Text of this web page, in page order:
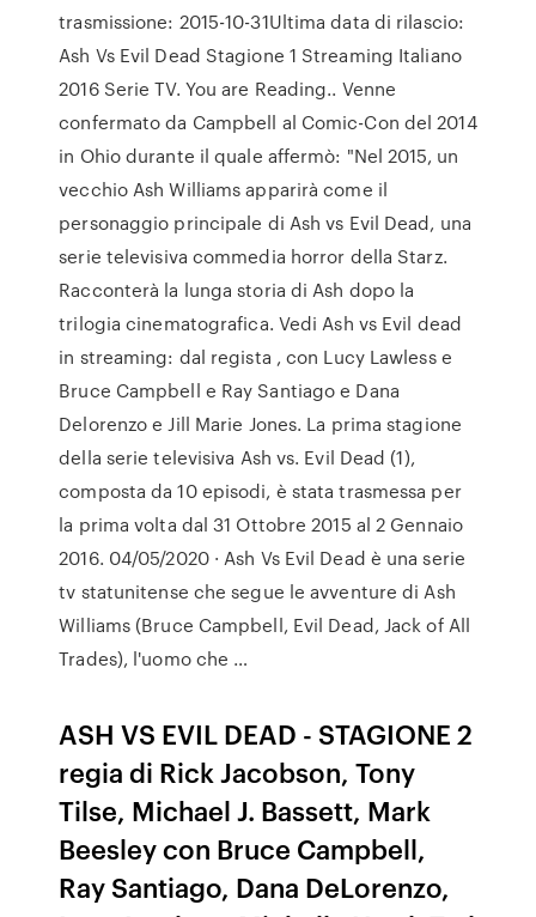
trasmissione: 2015-10-31Ultima data di rilascio:
Ash Vs Evil Dead Stagione 1 Streaming Italiano
2016 Serie TV. You are Reading.. Venne
confermato da Campbell al Comic-Con del 2014
in Ohio durante il quale affermò: "Nel 2015, un
vecchio Ash Williams apparirà come il
personaggio principale di Ash vs Evil Dead, una
serie televisiva commedia horror della Starz.
Racconterà la lunga storia di Ash dopo la
trilogia cinematografica. Vedi Ash vs Evil dead
in streaming: dal regista , con Lucy Lawless e
Bruce Campbell e Ray Santiago e Dana
Delorenzo e Jill Marie Jones. La prima stagione
della serie televisiva Ash vs. Evil Dead (1),
composta da 10 episodi, è stata trasmessa per
la prima volta dal 31 Ottobre 2015 al 2 Gennaio
2016. 04/05/2020 · Ash Vs Evil Dead è una serie
tv statunitense che segue le avventure di Ash
Williams (Bruce Campbell, Evil Dead, Jack of All
Trades), l'uomo che …
ASH VS EVIL DEAD - STAGIONE 2
regia di Rick Jacobson, Tony
Tilse, Michael J. Bassett, Mark
Beesley con Bruce Campbell,
Ray Santiago, Dana DeLorenzo,